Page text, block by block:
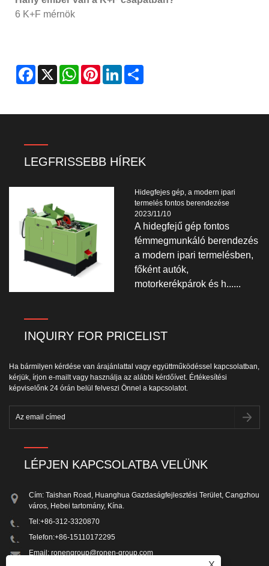
6 K+F mérnök
Facebook
X WhatsAppPinterestLinkedIn
LEGFRISSEBB HÍREK
Hidegfejes gép, a modern ipari
termelés fontos berendezése
2023/11/10
A hidegfejű gép fontos
fémmegmunkáló berendezés
a modern ipari termelésben,
főként autók,
motorkerékpárok és h......
INQUIRY FOR PRICELIST
Ha bármilyen kérdése van árajánlattal vagy együttműködéssel kapcsolatban,
kérjük, írjon e-mailt vagy használja az alábbi kérdőívet. Értékesítési
képviselőnk 24 órán belül felveszi Önnel a kapcsolatot.
LÉPJEN KAPCSOLATBA VELÜNK
Cím: Taishan Road, Huanghua Gazdaságfejlesztési Terület, Cangzhou
város, Hebei tartomány, Kína.
Tel:+86-312-3320870
Telefon:+86-15110172295
Email:ronengroup@ronen-group.com